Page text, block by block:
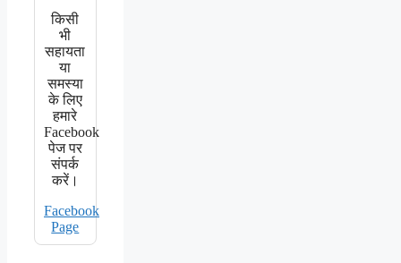
किसी
भी
सहायता
या
समस्या
के लिए
हमारे
Facebook
पेज पर
संपर्क
करें।
Facebook
Page